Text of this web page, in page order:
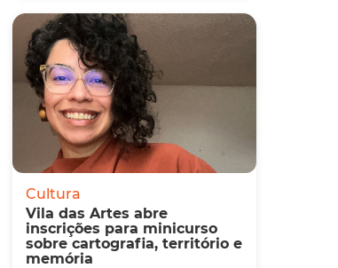
Cultura
Vila das Artes abre
inscrições para minicurso
sobre cartografia, território e
memória